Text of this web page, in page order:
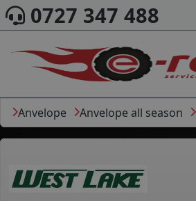
0727 347 488
Anvelope Anvelope all season